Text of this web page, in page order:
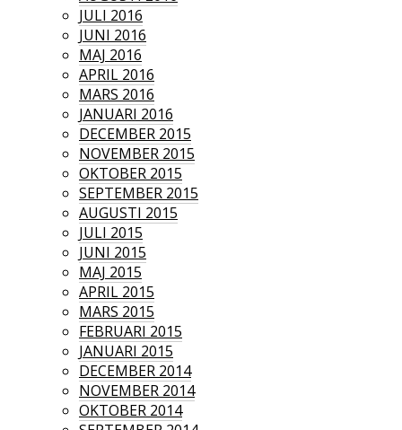
JULI 2016
JUNI 2016
MAJ 2016
APRIL 2016
MARS 2016
JANUARI 2016
DECEMBER 2015
NOVEMBER 2015
OKTOBER 2015
SEPTEMBER 2015
AUGUSTI 2015
JULI 2015
JUNI 2015
MAJ 2015
APRIL 2015
MARS 2015
FEBRUARI 2015
JANUARI 2015
DECEMBER 2014
NOVEMBER 2014
OKTOBER 2014